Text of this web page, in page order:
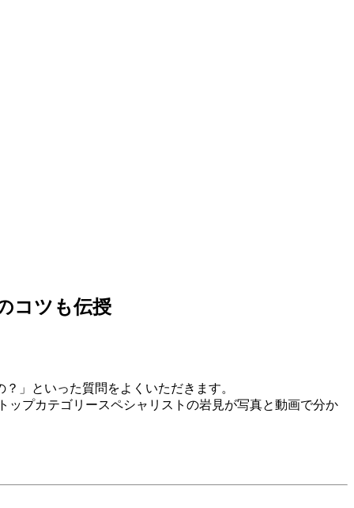
コツも伝授
」といった質問をよくいただきます。
プカテゴリースペシャリストの岩見が写真と動画で分か